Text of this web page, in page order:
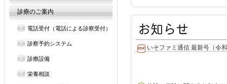
いそファミ通信 最新号（令
診療のご案内
電話受付（電話による診察受付）
診察予約システム
診療設備
栄養相談